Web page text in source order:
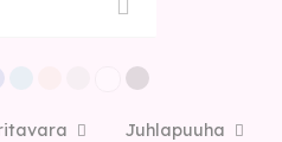
Juhlapuuha